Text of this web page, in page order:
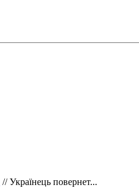
// Українець повернет...